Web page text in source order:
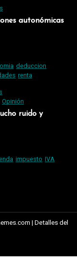
autonómicas
deduccion
renta
Opinión
ruido y
impuesto IVA
| Detalles del